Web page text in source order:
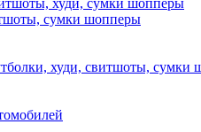
худи, сумки шопперы
сумки шопперы
худи, свитшоты, сумки